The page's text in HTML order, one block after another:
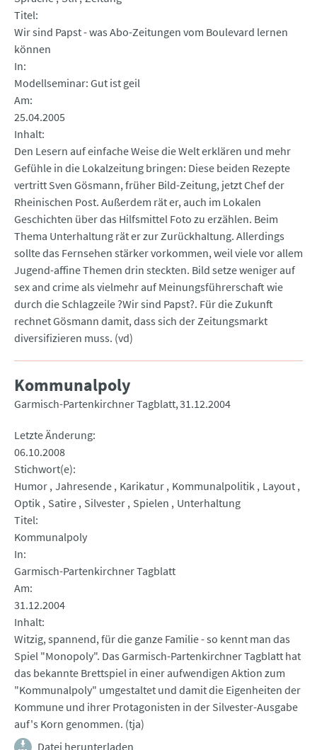
Titel
Wir sind Papst - was Abo-Zeitungen vom Boulevard lernen
können
In
Modellseminar: Gut ist geil
Am
25.04.2005
Inhalt
Den Lesern auf einfache Weise die Welt erklären und mehr
Gefühle in die Lokalzeitung bringen: Diese beiden Rezepte
vertritt Sven Gösmann, früher Bild-Zeitung, jetzt Chef der
Rheinischen Post. Außerdem rät er, auch im Lokalen
Geschichten über das Hilfsmittel Foto zu erzählen. Beim
Thema Unterhaltung rät er zur Zurückhaltung. Allerdings
sollte das Fernsehen stärker vorkommen, weil viele vor allem
Jugend-affine Themen drin steckten. Bild setze weniger auf
sex and crime als vielmehr auf Meinungsführerschaft wie
durch die Schlagzeile ?Wir sind Papst?. Für die Zukunft
rechnet Gösmann damit, dass sich der Zeitungsmarkt
diversifizieren muss. (vd)
Kommunalpoly
Garmisch-Partenkirchner Tagblatt 31.12.2004
Letzte Änderung
06.10.2008
Stichwort(e)
Humor Jahresende Karikatur Kommunalpolitik Layout
Optik Satire Silvester Spielen
Unterhaltung
Titel
Kommunalpoly
In
Garmisch-Partenkirchner Tagblatt
Am
31.12.2004
Inhalt
Witzig, spannend, für die ganze Familie - so kennt man das
Spiel "Monopoly". Das Garmisch-Partenkirchner Tagblatt hat
das bekannte Brettspiel in einer aufwendigen Aktion zum
"Kommunalpoly" umgestaltet und damit die Eigenheiten der
Kommune und ihrer Protagonisten in der Silvester-Ausgabe
auf's Korn genommen. (tja)
Datei herunterladen